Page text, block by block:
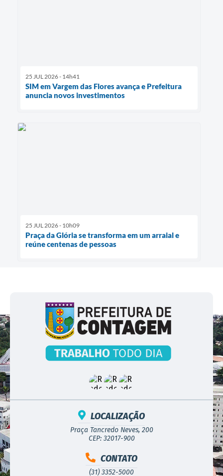
25 JUL 2026 - 14h41
SIM em Vargem das Flores avança e Prefeitura
anuncia novos investimentos
25 JUL 2026 - 10h09
Praça da Glória se transforma em um arraial e
reúne centenas de pessoas
LOCALIZAÇÃO
Praça Tancredo Neves, 200
CEP: 32017-900
CONTATO
(31) 3352-5000